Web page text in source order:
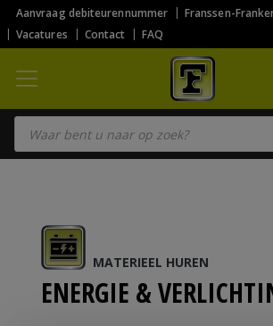
Aanvraag debiteurennummer Franssen-
Vacatures
Contact FAQ
Producten zoeken
MATERIEEL HUREN
ENERGIE &